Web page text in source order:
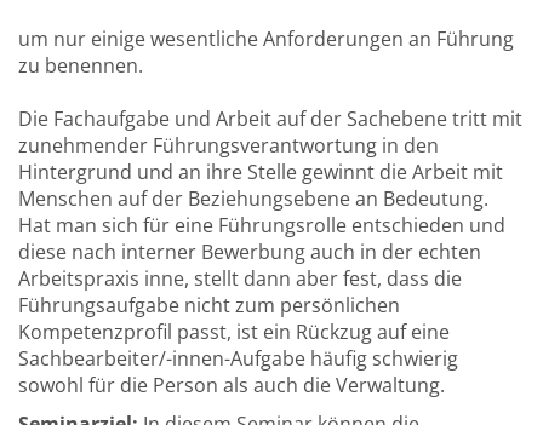
um nur einige wesentliche Anforderungen an Führung
zu benennen.
Die Fachaufgabe und Arbeit auf der Sachebene tritt mit
zunehmender Führungsverantwortung in den
Hintergrund und an ihre Stelle gewinnt die Arbeit mit
Menschen auf der Beziehungsebene an Bedeutung.
Hat man sich für eine Führungsrolle entschieden und
diese nach interner Bewerbung auch in der echten
Arbeitspraxis inne, stellt dann aber fest, dass die
Führungsaufgabe nicht zum persönlichen
Kompetenzprofil passt, ist ein Rückzug auf eine
Sachbearbeiter/-innen-Aufgabe häufig schwierig
sowohl für die Person als auch die Verwaltung.